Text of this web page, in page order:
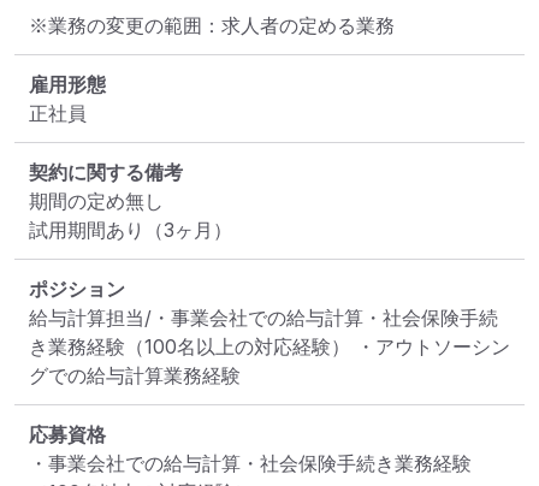
※業務の変更の範囲：求人者の定める業務
雇用形態
正社員
契約に関する備考
期間の定め無し
試用期間あり（3ヶ月）
ポジション
給与計算担当/・事業会社での給与計算・社会保険手続
き業務経験（100名以上の対応経験） ・アウトソーシン
グでの給与計算業務経験
応募資格
・事業会社での給与計算・社会保険手続き業務経験